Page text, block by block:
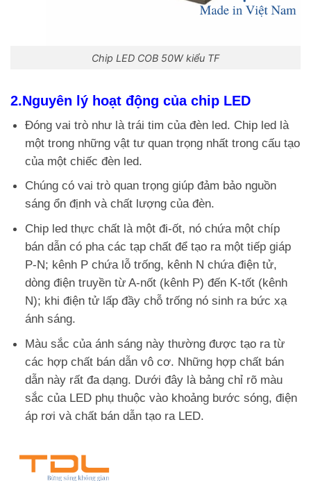
Chip LED COB 50W kiểu TF
2.Nguyên lý hoạt động của chip LED
Đóng vai trò như là trái tim của đèn led. Chip led là
một trong những vật tư quan trọng nhất trong cấu tạo
của một chiếc đèn led.
Chúng có vai trò quan trọng giúp đảm bảo nguồn
sáng ổn định và chất lượng của đèn.
Chip led thực chất là một đi-ốt, nó chứa một chíp
bán dẫn có pha các tạp chất để tạo ra một tiếp giáp
P-N; kênh P chứa lỗ trống, kênh N chứa điện tử,
dòng điện truyền từ A-nốt (kênh P) đến K-tốt (kênh
N); khi điện tử lấp đầy chỗ trống nó sinh ra bức xạ
ánh sáng.
Màu sắc của ánh sáng này thường được tạo ra từ
các hợp chất bán dẫn vô cơ. Những hợp chất bán
dẫn này rất đa dạng. Dưới đây là bảng chỉ rõ màu
sắc của LED phụ thuộc vào khoảng bước sóng, điện
áp rơi và chất bán dẫn tạo ra LED.